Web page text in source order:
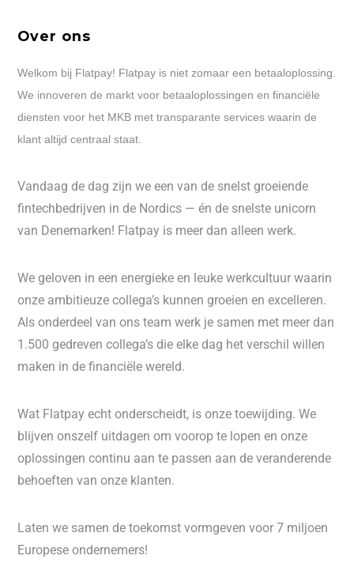
Over ons
Welkom bij Flatpay! Flatpay is niet zomaar een betaaloplossing.
We innoveren de markt voor betaaloplossingen en financiële
diensten voor het MKB met transparante services waarin de
klant altijd centraal staat.
Vandaag de dag zijn we een van de snelst groeiende
fintechbedrijven in de Nordics — én de snelste unicorn
van Denemarken! Flatpay is meer dan alleen werk.
We geloven in een energieke en leuke werkcultuur waarin
onze ambitieuze collega’s kunnen groeien en excelleren.
Als onderdeel van ons team werk je samen met meer dan
1.500 gedreven collega’s die elke dag het verschil willen
maken in de financiële wereld.
Wat Flatpay echt onderscheidt, is onze toewijding. We
blijven onszelf uitdagen om voorop te lopen en onze
oplossingen continu aan te passen aan de veranderende
behoeften van onze klanten.
Laten we samen de toekomst vormgeven voor 7 miljoen
Europese ondernemers!